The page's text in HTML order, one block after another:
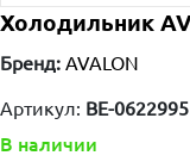
Холодильник
Бренд: AVALON
Артикул: BE-0622995
В наличии